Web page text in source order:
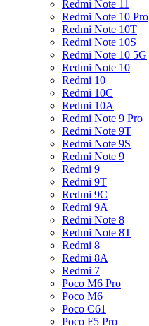
Redmi Note 11
Redmi Note 10 Pro
Redmi Note 10T
Redmi Note 10S
Redmi Note 10 5G
Redmi Note 10
Redmi 10
Redmi 10C
Redmi 10A
Redmi Note 9 Pro
Redmi Note 9T
Redmi Note 9S
Redmi Note 9
Redmi 9
Redmi 9T
Redmi 9C
Redmi 9A
Redmi Note 8
Redmi Note 8T
Redmi 8
Redmi 8A
Redmi 7
Poco M6 Pro
Poco M6
Poco C61
Poco F5 Pro